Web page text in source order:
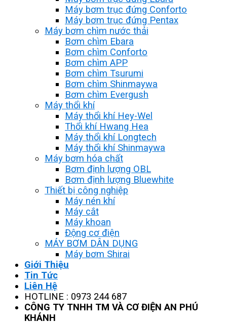
Máy bơm trục đứng Conforto
Máy bơm trục đứng Pentax
Máy bơm chìm nước thải
Bơm chìm Ebara
Bơm chìm Conforto
Bơm chìm APP
Bơm chìm Tsurumi
Bơm chìm Shinmaywa
Bơm chìm Evergush
Máy thổi khí
Máy thổi khí Hey-Wel
Thổi khí Hwang Hea
Máy thổi khí Longtech
Máy thổi khí Shinmaywa
Máy bơm hóa chất
Bơm định lượng OBL
Bơm định lượng Bluewhite
Thiết bị công nghiệp
Máy nén khí
Máy cắt
Máy khoan
Động cơ điện
MÁY BƠM DÂN DỤNG
Máy bơm Shirai
Giới Thiệu
Tin Tức
Liên Hệ
HOTLINE : 0973 244 687
CÔNG TY TNHH TM VÀ CƠ ĐIỆN AN PHÚ
KHÁNH